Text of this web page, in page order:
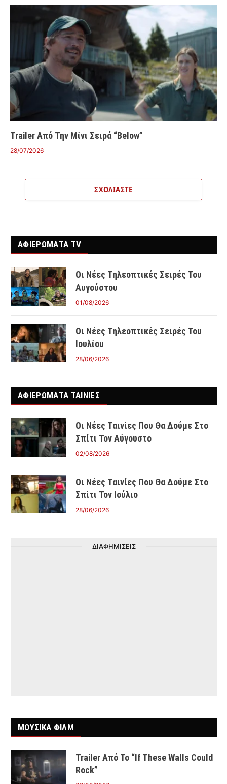
Trailer Από Την Μίνι Σειρά “Below”
28/07/2026
ΣΧΟΛΙΆΣΤΕ
ΑΦΙΕΡΩΜΑΤΑ TV
Οι Νέες Τηλεοπτικές Σειρές Του
Αυγούστου
01/08/2026
Οι Νέες Τηλεοπτικές Σειρές Του
Ιουλίου
28/06/2026
ΑΦΙΕΡΩΜΑΤΑ ΤΑΙΝΊΕΣ
Οι Νέες Ταινίες Που Θα Δούμε Στο
Σπίτι Τον Αύγουστο
02/08/2026
Οι Νέες Ταινίες Που Θα Δούμε Στο
Σπίτι Τον Ιούλιο
28/06/2026
ΔΙΑΦΗΜΙΣΕΙΣ
ΜΟΥΣΙΚΑ ΦΙΛΜ
Trailer Από Το “If These Walls Could
Rock”